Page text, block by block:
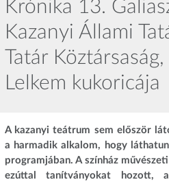
Krónika 13.
Kazanyi Állami
Tatár
Lelkem kukoricája
A kazanyi teátrum sem először
a harmadik alkalom, hogy
programjában. A színház
ezúttal tanítványokat hozott,